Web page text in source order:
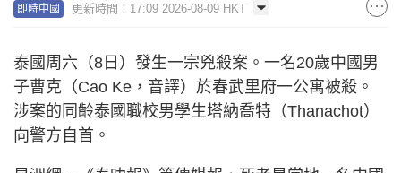
即時中國 更新時間：17:09 2026-08-09 HKT
泰國周六（8日）發生一宗兇殺案。一名20歲中國男
子曹克（Cao Ke，音譯）於春武里府一公寓被殺。
涉案的同齡泰國職校男學生塔納喬特（Thanachot）
向警方自首。